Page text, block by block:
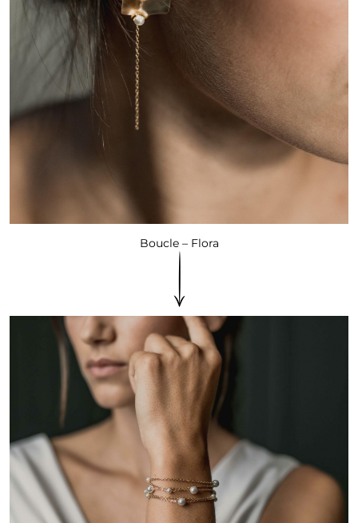
Boucle – Flora